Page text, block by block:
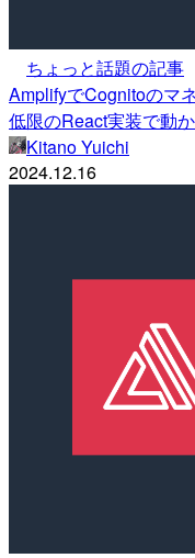
ちょっと話題の記事
AmplifyでCognitoのマ
低限のReact実装で動
Kitano Yuichi
2024.12.16